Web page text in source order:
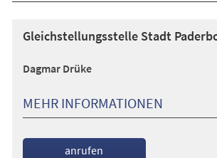
Gleichstellungsstelle Stadt
Dagmar Drüke
MEHR INFORMATIONEN
anrufen